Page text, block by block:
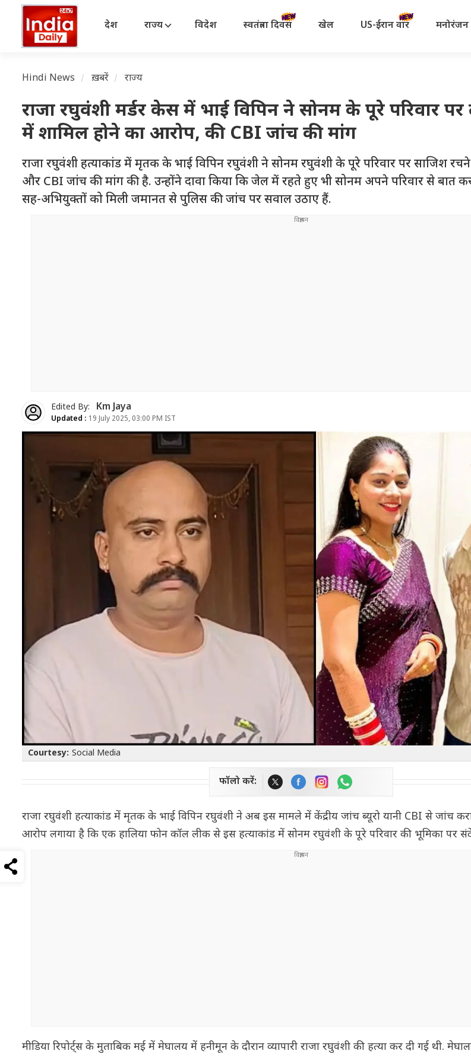
देश राज्य विदेश स्वतंत्रता दिवस खेल US-ईरान वॉर मनोरंजन
Hindi News ख़बरें राज्य
राजा रघुवंशी मर्डर केस में भाई विपिन ने सोनम के पूरे परिवार
में शामिल होने का आरोप, की CBI जांच की मांग
राजा रघुवंशी हत्याकांड में मृतक के भाई विपिन रघुवंशी ने सोनम रघुवंशी के पूरे परिवार पर साजिश
और CBI जांच की मांग की है. उन्होंने दावा किया कि जेल में रहते हुए भी सोनम अपने परिवार से बात
सह-अभियुक्तों को मिली जमानत से पुलिस की जांच पर सवाल उठाए हैं.
Edited By: Km Jaya
Updated : 19 July 2025, 03:00 PM IST
Courtesy: Social Media
फॉलो करें:
राजा रघुवंशी हत्याकांड में मृतक के भाई विपिन रघुवंशी ने अब इस मामले में केंद्रीय जांच ब्यूरो यानी CBI से जांच
आरोप लगाया है कि एक हालिया फोन कॉल लीक से इस हत्याकांड में सोनम रघुवंशी के पूरे परिवार की भूमिका पर
मीडिया रिपोर्ट्स के मुताबिक मई में मेघालय में हनीमून के दौरान व्यापारी राजा रघुवंशी की हत्या कर दी गई थी.